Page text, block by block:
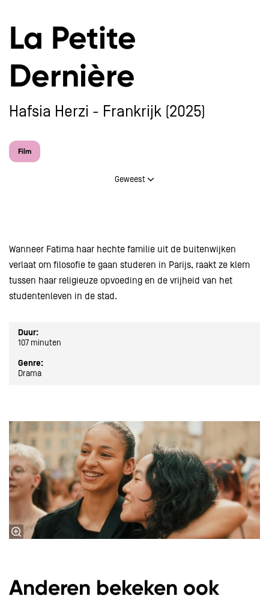
La Petite
Dernière
Hafsia Herzi - Frankrijk (2025)
Film
Geweest
Wanneer Fatima haar hechte familie uit de buitenwijken
verlaat om filosofie te gaan studeren in Parijs, raakt ze klem
tussen haar religieuze opvoeding en de vrijheid van het
studentenleven in de stad.
Duur:
107 minuten
Genre:
Drama
Anderen bekeken ook